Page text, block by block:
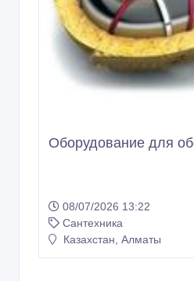
Оборудование для
08/07/2026 13:22
Сантехника
Казахстан, Алматы